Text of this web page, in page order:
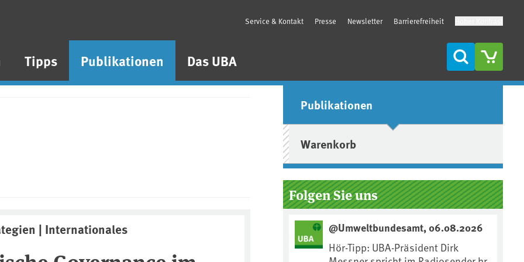
Tipps Publikationen Das UBA
Service & Kontakt Presse Newsletter Barrierefreiheit
Suche
| Internationales
Seitenleiste
Publikationen
Warenkorb
Folgen Sie uns
@Umweltbundesamt, 06.08.2026
Hör-Tipp: UBA-Präsident Dirk